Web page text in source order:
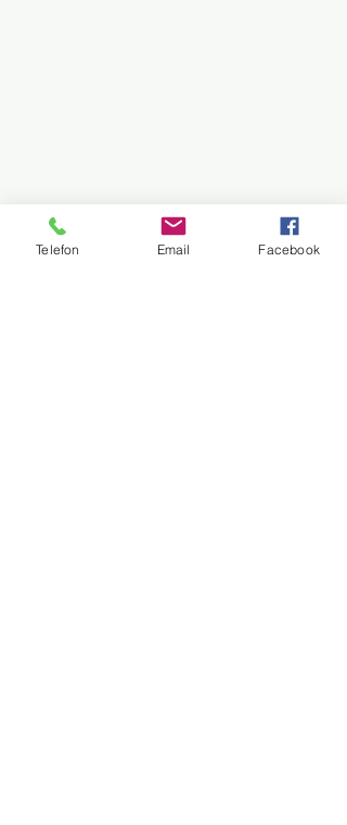
Telefon Email Facebook